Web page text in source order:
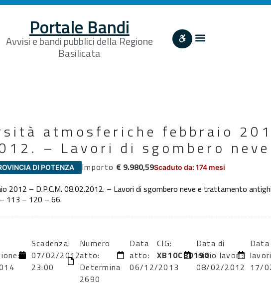
Portale Bandi
Avvisi e bandi pubblici della Regione
Basilicata
atmosferiche febbraio
– Lavori di sgombero neve
DI POTENZA Importo € 9.980,59Scaduto da: 174 mesi
2012 – D.P.C.M. 08.02.2012. – Lavori di sgombero neve e trattamento
113 – 120 – 66.
Scadenza:
07/02/2012
23:00
Numero
atto:
Determina
2690
Data
atto:
06/12/2013
CIG:
XB10C8D190
Data di
inizio lavori:
08/02/2012 17/